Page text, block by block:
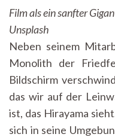
Film als ein sanfter
Unsplash
Neben seinem
Monolith der
Bildschirm
das wir auf der
ist, das Hirayama
sich in seine